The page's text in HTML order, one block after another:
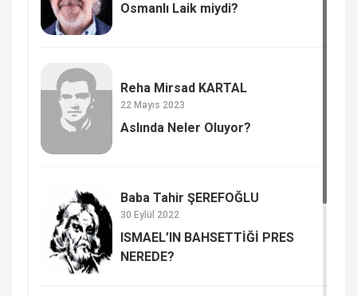
Osmanlı Laik miydi?
Reha Mirsad KARTAL
22 Mayıs 2023
Aslında Neler Oluyor?
Baba Tahir ŞEREFOĞLU
30 Eylül 2022
ISMAEL’IN BAHSETTİĞİ PRES
NEREDE?